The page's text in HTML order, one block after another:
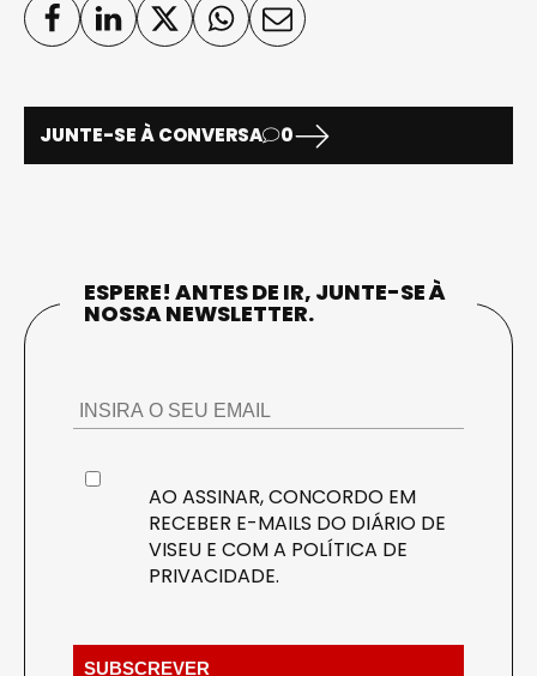
JUNTE-SE À CONVERSA 0
ESPERE! ANTES DE IR, JUNTE-SE À
NOSSA NEWSLETTER.
AO ASSINAR, CONCORDO EM
RECEBER E-MAILS DO DIÁRIO DE
VISEU E COM A POLÍTICA DE
PRIVACIDADE.